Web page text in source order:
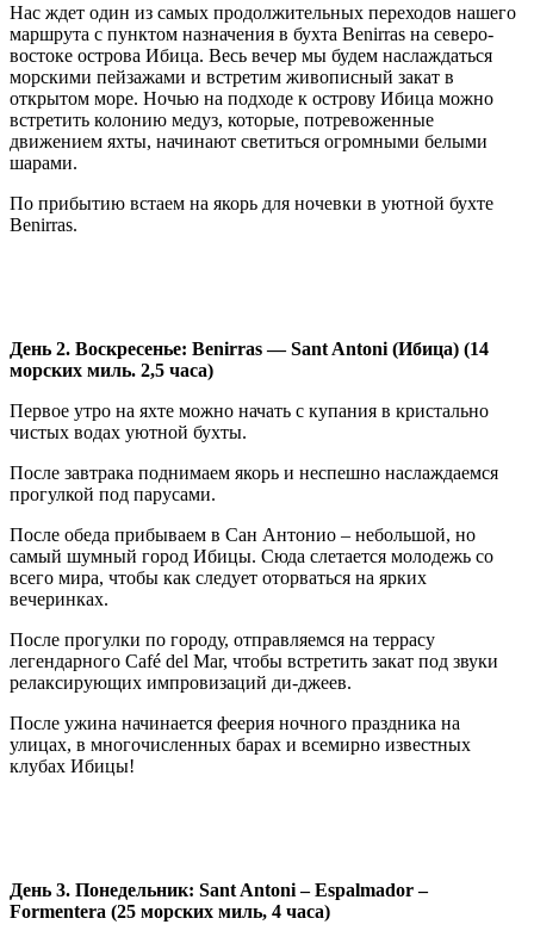
Нас ждет один из самых продолжительных переходов нашего
маршрута с пунктом назначения в бухта Benirras на северо-
востоке острова Ибица. Весь вечер мы будем наслаждаться
морскими пейзажами и встретим живописный закат в
открытом море. Ночью на подходе к острову Ибица можно
встретить колонию медуз, которые, потревоженные
движением яхты, начинают светиться огромными белыми
шарами.
По прибытию встаем на якорь для ночевки в уютной бухте
Benirras.
День 2. Воскресенье: Benirras — Sant Antoni (Ибица) (14
морских миль. 2,5 часа)
Первое утро на яхте можно начать с купания в кристально
чистых водах уютной бухты.
После завтрака поднимаем якорь и неспешно наслаждаемся
прогулкой под парусами.
После обеда прибываем в Сан Антонио – небольшой, но
самый шумный город Ибицы. Сюда слетается молодежь со
всего мира, чтобы как следует оторваться на ярких
вечеринках.
После прогулки по городу, отправляемся на террасу
легендарного Café del Mar, чтобы встретить закат под звуки
релаксирующих импровизаций ди-джеев.
После ужина начинается феерия ночного праздника на
улицах, в многочисленных барах и всемирно известных
клубах Ибицы!
День 3. Понедельник: Sant Antoni –Espalmador –
Formentera (25 морских миль, 4 часа)